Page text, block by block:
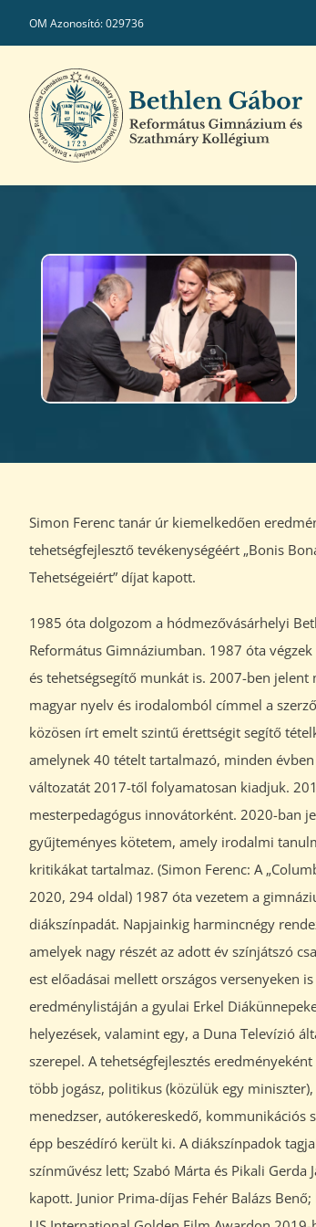
OM Azonosító: 029736
Simon Ferenc tanár úr kiemelkedően
tehetségfejlesztő tevékenységéért „Bonis
Tehetségeiért” díjat kapott.
1985 óta dolgozom a hódmezővásárhelyi
Református Gimnáziumban. 1987 óta
és tehetségsegítő munkát is. 2007-ben jelent
magyar nyelv és irodalomból címmel a
közösen írt emelt szintű érettségit segítő
amelynek 40 tételt tartalmazó, minden
változatát 2017-től folyamatosan kiadjuk.
mesterpedagógus innovátorként. 2020-ban
gyűjteményes kötetem, amely irodalmi
kritikákat tartalmaz. (Simon Ferenc: A
2020, 294 oldal) 1987 óta vezetem a
diákszínpadát. Napjainkig harmincnégy
amelyek nagy részét az adott év színjátszó
est előadásai mellett országos versenyeken
eredménylistáján a gyulai Erkel
helyezések, valamint egy, a Duna Televízió
szerepel. A tehetségfejlesztés
több jogász, politikus (közülük egy
menedzser, autókereskedő, kommunikációs
épp beszédíró került ki. A diákszínpadok
színművész lett; Szabó Márta és Pikali Gerda
kapott. Junior Prima-díjas Fehér Balázs